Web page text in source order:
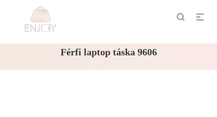
Férfi laptop táska 9606